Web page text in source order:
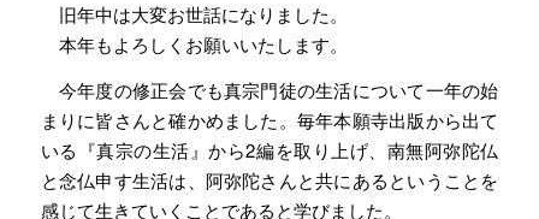
旧年中は大変お世話になりました。
本年もよろしくお願いいたします。
今年度の修正会でも真宗門徒の生活について一年の始
まりに皆さんと確かめました。毎年本願寺出版から出て
いる『真宗の生活』から2編を取り上げ、南無阿弥陀仏
と念仏申す生活は、阿弥陀さんと共にあるということを
感じて生きていくことであると学びました。